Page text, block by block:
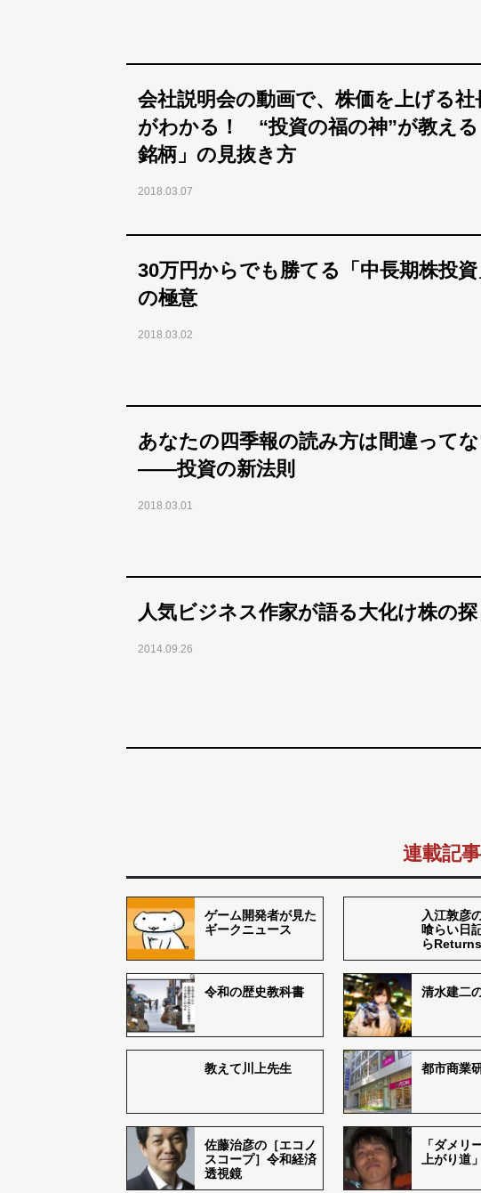
会社説明会の動画で、株価を上げる社
がわかる！ “投資の福の神”が教える
銘柄」の見抜き方
2018.03.07
30万円からでも勝てる「中長期株投
の極意
2018.03.02
あなたの四季報の読み方は間違ってな
――投資の新法則
2018.03.01
人気ビジネス作家が語る大化け株の
2014.09.26
連載記事
ゲーム開発者が見た
ギークニュース
入江敦彦
喰らい日
らReturns
令和の歴史教科書 清水建二
教えて川上先生 都市商業
佐藤治彦の［エコノ
スコープ］令和経済
透視鏡
「ダメリ
上がり道」